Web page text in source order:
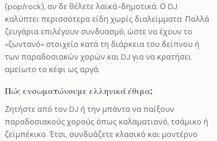
(pop/rock), αν δε θέλετε λαϊκά-δημοτικά. Ο DJ
καλύπτει περισσότερα είδη χωρίς διαλείμματα. Πολλά
ζευγάρια επιλέγουν συνδυασμό, ώστε να έχουν το
«ζωντανό» στοιχείο κατά τη διάρκεια του δείπνου ή
των παραδοσιακών χορών και DJ για να κρατήσει
αμείωτο το κέφι ως αργά.
Πώς ενσωματώνουμε ελληνικά έθιμα;
Ζητήστε από τον DJ ή την μπάντα να παίξουν
παραδοσιακούς χορούς όπως καλαματιανό, τσάμικο ή
ζεϊμπέκικο. Έτσι, συνδυάζετε κλασικό και μοντέρνο